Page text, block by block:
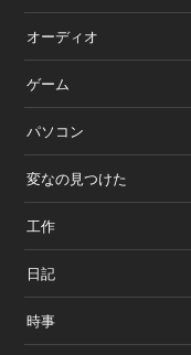
オーディオ
ゲーム
パソコン
変なの見つけた
工作
日記
時事